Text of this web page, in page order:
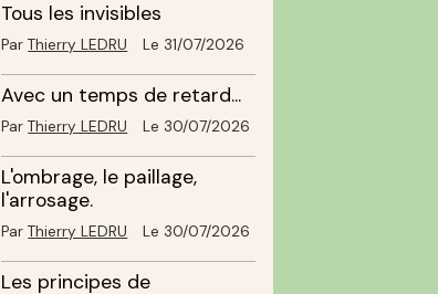
Tous les invisibles
ParThierry LEDRU Le 31/07/2026
Avec un temps de retard...
ParThierry LEDRU Le 30/07/2026
L'ombrage, le paillage,
l'arrosage.
ParThierry LEDRU Le 30/07/2026
Les principes de